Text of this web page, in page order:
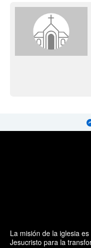
La misión de la iglesia
Jesucristo para la